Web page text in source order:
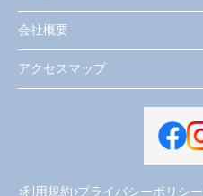
会社概要
アクセスマップ
利用規約 プライバシーポリシー